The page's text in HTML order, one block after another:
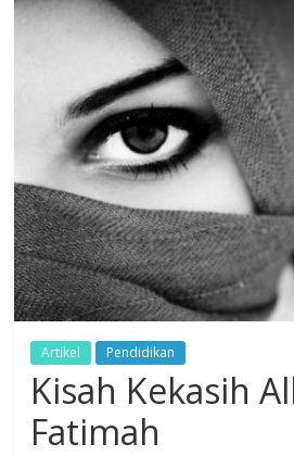
Dzikir,
Artikel Pendidikan
Kisah Kekasih
Fatimah